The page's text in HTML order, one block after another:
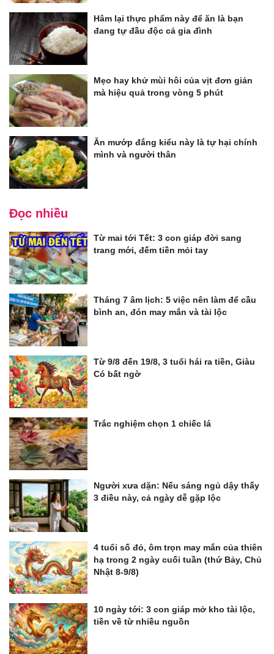
Hâm lại thực phẩm này để ăn là bạn
đang tự đầu độc cả gia đình
Mẹo hay khử mùi hôi của vịt đơn giản
mà hiệu quả trong vòng 5 phút
Ăn mướp đắng kiểu này là tự hại chính
mình và người thân
Đọc nhiều
Từ mai tới Tết: 3 con giáp đời sang
trang mới, đếm tiền mỏi tay
Tháng 7 âm lịch: 5 việc nên làm để cầu
bình an, đón may mắn và tài lộc
Từ 9/8 đến 19/8, 3 tuổi hái ra tiền, Giàu
Có bất ngờ
Trắc nghiệm chọn 1 chiếc lá
Người xưa dặn: Nếu sáng ngủ dậy thấy
3 điều này, cả ngày dễ gặp lộc
4 tuổi số đỏ, ôm trọn may mắn của thiên
hạ trong 2 ngày cuối tuần (thứ Bảy, Chủ
Nhật 8-9/8)
10 ngày tới: 3 con giáp mở kho tài lộc,
tiền về từ nhiều nguồn